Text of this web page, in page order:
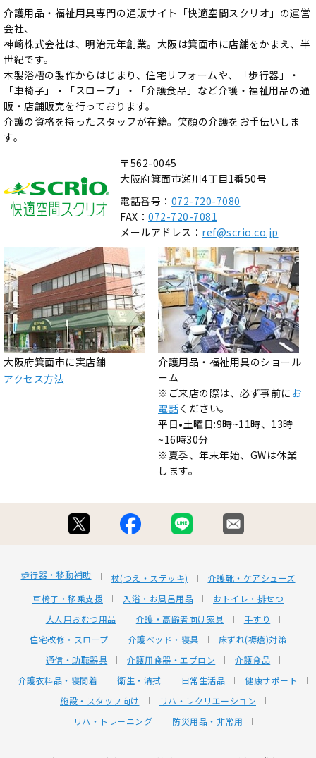
介護用品・福祉用具専門の通販サイト「快適空間スクリオ」の運営
会社、
神崎株式会社は、明治元年創業。大阪は箕面市に店舗をかまえ、半
世紀です。
木製浴槽の製作からはじまり、住宅リフォームや、「歩行器」・
「車椅子」・「スロープ」・「介護食品」など介護・福祉用品の通
販・店舗販売を行っております。
介護の資格を持ったスタッフが在籍。笑顔の介護をお手伝いしま
す。
〒562-0045
大阪府箕面市瀬川4丁目1番50号
電話番号： 072-720-7080
FAX： 072-720-7081
メールアドレス： ref@scrio.co.jp
大阪府箕面市に実店舗
アクセス方法
介護用品・福祉用具のショール
ーム
※ご来店の際は、必ず事前に お
電話ください。
平日•土曜日:9時~11時、13時
~16時30分
※夏季、年末年始、GWは休業
します。
歩行器・移動補助 杖(つえ・ステッキ)
介護靴・ケアシューズ
車椅子・移乗支援
入浴・お風呂用品
おトイレ・排せつ
大人用おむつ用品
介護・高齢者向け家具
手すり
住宅改修・スロープ
介護ベッド・寝具
床ずれ(褥瘡)対策
通信・助聴器具
介護用食器・エプロン
介護食品
介護衣料品・寝間着
衛生・清拭 日常生活品
健康サポート
施設・スタッフ向け
リハ・レクリエーション
リハ・トレーニング
防災用品・非常用